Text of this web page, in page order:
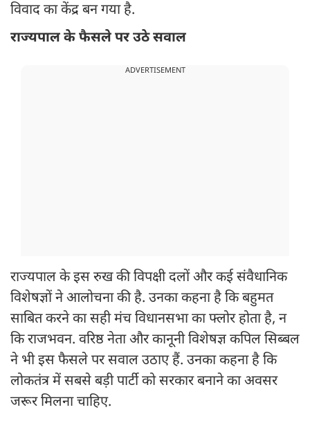
विवाद का केंद्र बन गया है.
राज्यपाल के फैसले पर उठे सवाल
ADVERTISEMENT
राज्यपाल के इस रुख की विपक्षी दलों और कई संवैधानिक
विशेषज्ञों ने आलोचना की है. उनका कहना है कि बहुमत
साबित करने का सही मंच विधानसभा का फ्लोर होता है, न
कि राजभवन. वरिष्ठ नेता और कानूनी विशेषज्ञ कपिल सिब्बल
ने भी इस फैसले पर सवाल उठाए हैं. उनका कहना है कि
लोकतंत्र में सबसे बड़ी पार्टी को सरकार बनाने का अवसर
जरूर मिलना चाहिए.